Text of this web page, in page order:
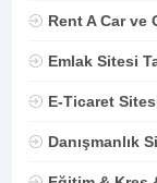
Rent A Car ve
Emlak Sitesi
E-Ticaret
Danışmanlık